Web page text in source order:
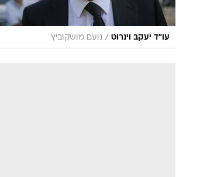
עו"ד יעקב וינרוט / נועם מושקוביץ